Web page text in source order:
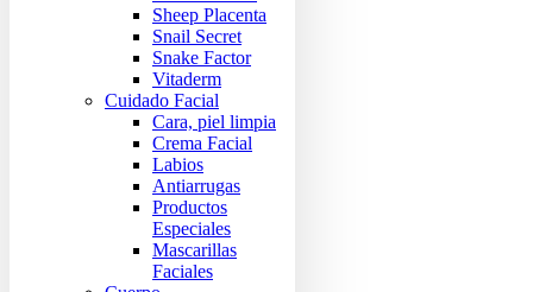
Sheep Placenta
Snail Secret
Snake Factor
Vitaderm
Cuidado Facial
Cara, piel limpia
Crema Facial
Labios
Antiarrugas
Productos
Especiales
Mascarillas
Faciales